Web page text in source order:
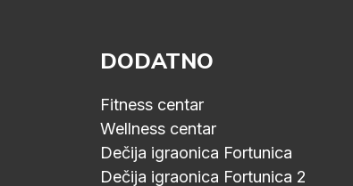
DODATNO
Fitness centar
Wellness centar
Dečija igraonica Fortunica
Dečija igraonica Fortunica 2